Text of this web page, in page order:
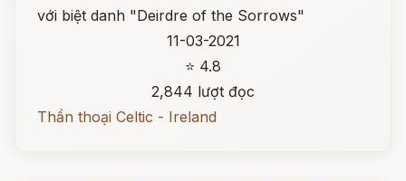
với biệt danh "Deirdre of the Sorrows"
11-03-2021
⭐ 4.8
2,844 lượt đọc
Thần thoại Celtic - Ireland